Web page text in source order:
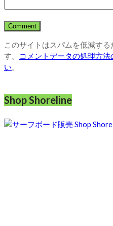
このサイトはスパムを低減す
す。
コメントデータの処理方
い。
Shop Shoreline